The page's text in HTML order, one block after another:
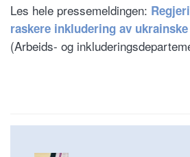
Les hele pressemeldingen:
raskere inkludering av
(Arbeids- og